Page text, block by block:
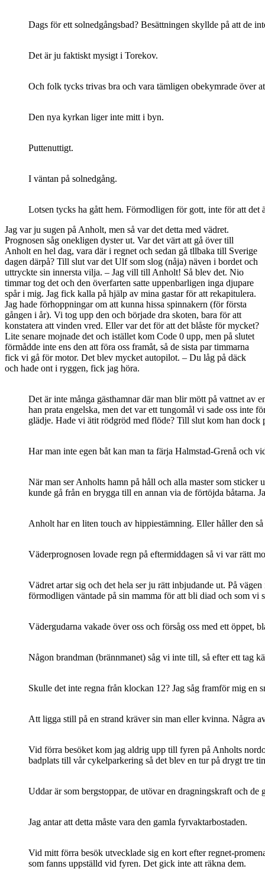
Dags för ett solnedgångsbad? Besättningen skyllde på att de
Det är ju faktiskt mysigt i Torekov.
Och folk tycks trivas bra och vara tämligen obekymrade över
Den nya kyrkan liger inte mitt i byn.
Puttenuttigt.
I väntan på solnedgång.
Lotsen tycks ha gått hem. Förmodligen för gott, inte för att
Jag var ju sugen på Anholt, men så var det detta med vädret.
Prognosen såg onekligen dyster ut. Var det värt att gå över till
Anholt en hel dag, vara där i regnet och sedan gå tllbaka till Sverige
dagen därpå? Till slut var det Ulf som slog (nåja) näven i bordet och
uttryckte sin innersta vilja. – Jag vill till Anholt! Så blev det. Nio
timmar tog det och den överfarten satte uppenbarligen inga djupare
spår i mig. Jag fick kalla på hjälp av mina gastar för att rekapitulera.
Jag hade förhoppningar om att kunna hissa spinnakern (för första
gången i år). Vi tog upp den och började dra skoten, bara för att
konstatera att vinden vred. Eller var det för att det blåste för mycket?
Lite senare mojnade det och istället kom Code 0 upp, men på slutet
förmådde inte ens den att föra oss framåt, så de sista par timmarna
fick vi gå för motor. Det blev mycket autopilot. – Du låg på däck
och hade ont i ryggen, fick jag höra.
Det är inte många gästhamnar där man blir mött på vattnet
han prata engelska, men det var ett tungomål vi sade oss inte
glädje. Hade vi ätit rödgröd med flöde? Till slut kom han dock
Har man inte egen båt kan man ta färja Halmstad-Grenå och
När man ser Anholts hamn på håll och alla master som
kunde gå från en brygga till en annan via de förtöjda båtarna.
Anholt har en liten touch av hippiestämning. Eller håller den
Väderprognosen lovade regn på eftermiddagen så vi var rätt
Vädret artar sig och det hela ser ju rätt inbjudande ut. På
förmodligen väntade på sin mamma för att bli diad och som vi
Vädergudarna vakade över oss och försåg oss med ett öppet,
Någon brandman (brännmanet) såg vi inte till, så efter ett tag
Skulle det inte regna från klockan 12? Jag såg framför mig en
Att ligga still på en strand kräver sin man eller kvinna. Några
Vid förra besöket kom jag aldrig upp till fyren på Anholts
badplats till vår cykelparkering så det blev en tur på drygt tre
Uddar är som bergstoppar, de utövar en dragningskraft och
Jag antar att detta måste vara den gamla fyrvaktarbostaden.
Vid mitt förra besök utvecklade sig en kort efter regnet-
som fanns uppställd vid fyren. Det gick inte att räkna dem.